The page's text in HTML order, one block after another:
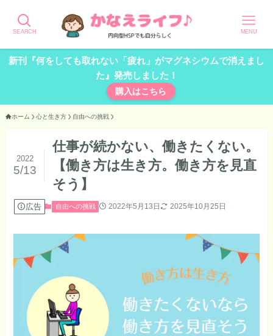
SEARCH MENU
新刊『何をしても取れない「疲れ」がマグネシウムで消えまし
た』発売しました！
購入はこちら
ホーム 心と生き方 自由への挑戦
仕事が続かない、働きたくない。
【働き方は生き方。働き方を見直
そう】
2022
5/13
広告 自由への挑戦 2022年5月13日 2025年10月25日